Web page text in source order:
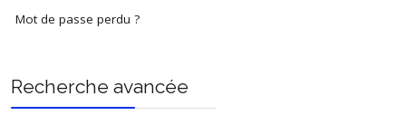
Mot de passe perdu ?
Recherche avancée